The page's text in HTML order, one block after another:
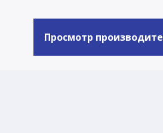
Просмотр